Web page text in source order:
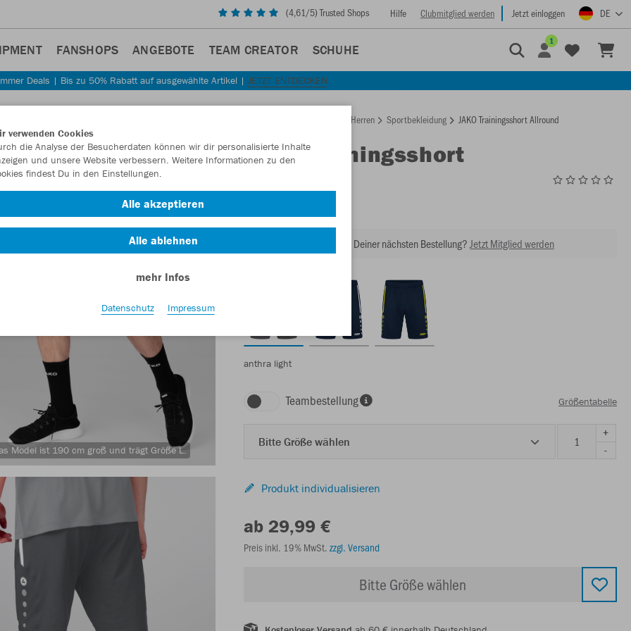
(4,61/5) Trusted Shops Hilfe Clubmitglied werden Jetzt einloggen DE
FANSHOPS ANGEBOTE TEAM CREATOR SCHUHE
1
Deals | Bis zu 50% Rabatt auf ausgewählte Artikel | JETZT ENTDECKEN
Model ist 190 cm groß und trägt Größe L.
Herren Sportbekleidung JAKO Trainingsshort Allround
JAKOTrainingsshort
Lust auf 30% Rabatt bei Deiner nächsten Bestellung? Jetzt Mitglied werden
anthra light
Teambestellung Größentabelle
Bitte Größe wählen
+
-
Produkt individualisieren
ab 29,99 €
Preis inkl. 19% MwSt. zzgl. Versand
Bitte Größe wählen
verwenden Cookies
die Analyse der Besucherdaten können wir dir personalisierte Inhalte
und unsere Website verbessern. Weitere Informationen zu den
findest Du in den Einstellungen.
Alle akzeptieren
Alle ablehnen
mehr Infos
Datenschutz Impressum